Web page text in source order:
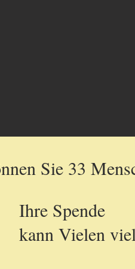
Sie 33
Ihre Spende
kann Vielen